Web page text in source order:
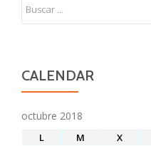
CALENDAR
octubre 2018
L M X